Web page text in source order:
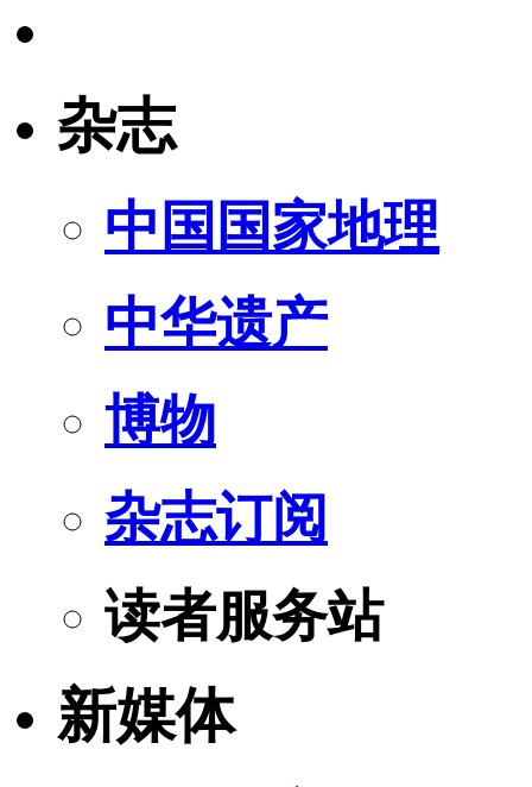
杂志
中国国家地理
中华遗产
博物
杂志订阅
读者服务站
新媒体